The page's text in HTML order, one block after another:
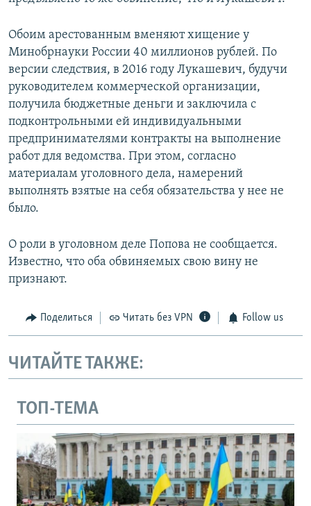
Обоим арестованным вменяют хищение у
Минобрнауки России 40 миллионов рублей. По
версии следствия, в 2016 году Лукашевич, будучи
руководителем коммерческой организации,
получила бюджетные деньги и заключила с
подконтрольными ей индивидуальными
предпринимателями контракты на выполнение
работ для ведомства. При этом, согласно
материалам уголовного дела, намерений
выполнять взятые на себя обязательства у нее не
было.
О роли в уголовном деле Попова не сообщается.
Известно, что оба обвиняемых свою вину не
признают.
Поделиться Читать без VPN Follow us
ЧИТАЙТЕ ТАКЖЕ:
ТОП-ТЕМА